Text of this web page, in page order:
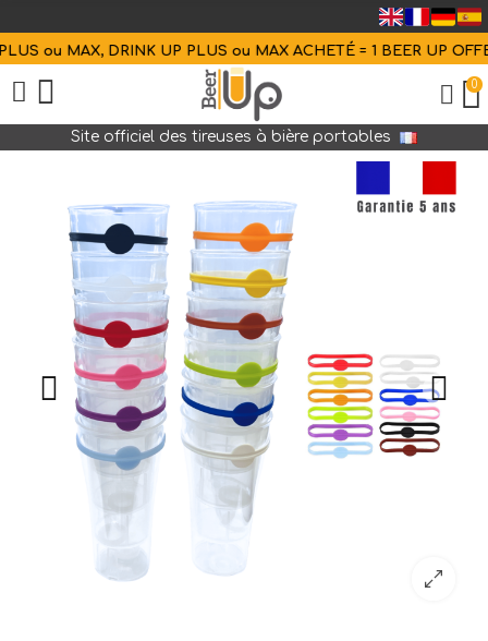
ou MAX, DRINK UP PLUS ou MAX ACHETÉ = 1 BEER UP
0
Site officiel des tireuses à bière portables